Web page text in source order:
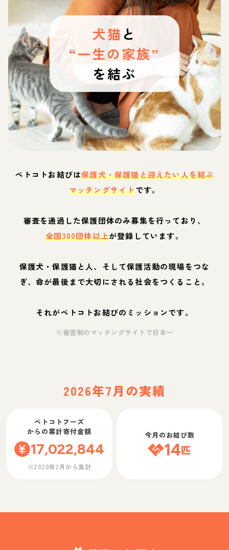
犬猫 と
“一生の家族”
を結ぶ
ペトコトお結びは保護犬・保護猫と迎えたい人を結ぶ
マッチングサイトです。
審査を通過した保護団体のみ募集を行っており、
全国300団体以上が登録しています。
保護犬・保護猫と人、そして保護活動の現場をつな
ぎ、命が最後まで大切にされる社会をつくること。
それがペトコトお結びのミッションです。
※審査制のマッチングサイトで日本一
2026年7月の実績
ペトコトフーズ
からの累計寄付金額
17,022,844
※2020年2月から集計
今月のお結び数
14匹